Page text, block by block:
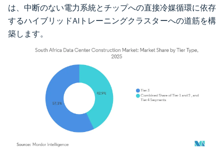
は、中断のない電力系統とチップへの直接冷媒循環に依存
するハイブリッドAIトレーニングクラスターへの道筋を構
築します。